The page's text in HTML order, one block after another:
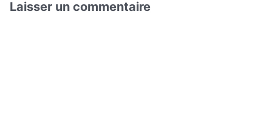
Laisser un commentaire